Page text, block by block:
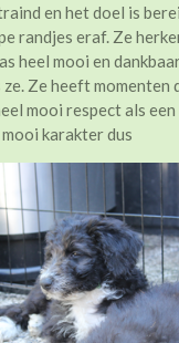
en het doel is
randjes eraf. Ze
heel mooi en
Ze heeft momenten
mooi respect als
karakter dus